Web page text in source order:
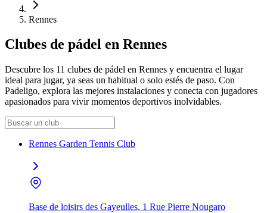
Rennes
Clubes de pádel en Rennes
Descubre los 11 clubes de pádel en Rennes y encuentra el lugar
ideal para jugar, ya seas un habitual o solo estés de paso. Con
Padeligo, explora las mejores instalaciones y conecta con jugadores
apasionados para vivir momentos deportivos inolvidables.
Rennes Garden Tennis Club
Base de loisirs des Gayeulles, 1 Rue Pierre Nougaro